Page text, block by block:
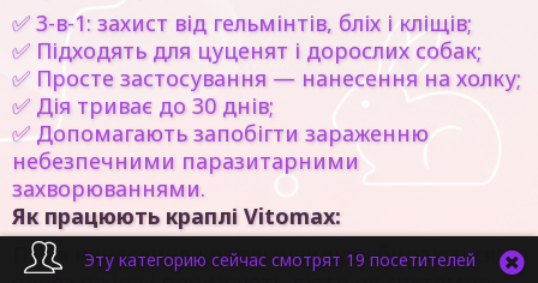
✅ 3-в-1: захист від гельмінтів, бліх і кліщів;
✅ Підходять для цуценят і дорослих собак;
✅ Просте застосування — нанесення на холку;
✅ Дія триває до 30 днів;
✅ Допомагають запобігти зараженню
небезпечними паразитарними
захворюваннями.
Як працюють краплі Vitomax:
Після нанесення краплі швидко вбираються
Эту категорию сейчас смотрят 19 посетителей